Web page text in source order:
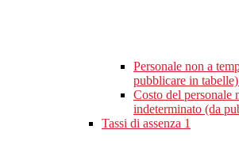
Personale non a
pubblicare in tabelle)
Costo del personale
indeterminato (da
Tassi di assenza 1